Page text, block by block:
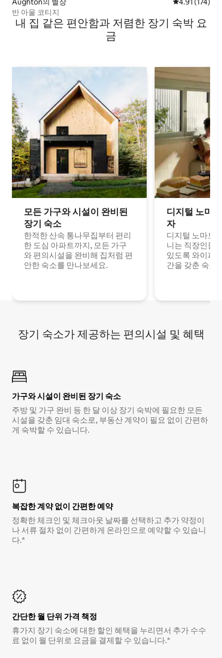
반 아울 코티지
내 집 같은 편안함과 저렴한 장기 숙박 요
금
모든 가구와 시설이 완비된
장기 숙소
한적한 산속 통나무집부터 편리
한 도심 아파트까지, 모든 가구
와 편의시설을 완비해 집처럼 편
안한 숙소를 만나보세요.
디지털 노마
자
디지털 노마드
니는 직장인들
있도록 와이파
간을 갖춘 숙소
장기 숙소가 제공하는 편의시설 및 혜택
가구와 시설이 완비된 장기 숙소
주방 및 가구 완비 등 한 달 이상 장기 숙박에 필요한 모든
시설을 갖춘 임대 숙소로, 부동산 계약이 필요 없이 간편하
게 숙박할 수 있습니다.
복잡한 계약 없이 간편한 예약
정확한 체크인 및 체크아웃 날짜를 선택하고 추가 약정이
나 서류 절차 없이 간편하게 온라인으로 예약할 수 있습니
다.*
간단한 월 단위 가격 책정
휴가지 장기 숙소에 대한 할인 혜택을 누리면서 추가 수수
료 없이 월 단위로 요금을 결제할 수 있습니다.*